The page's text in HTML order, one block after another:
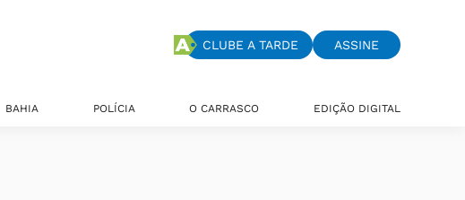
CLUBE A TARDE ASSINE
BAHIA POLÍCIA O CARRASCO EDIÇÃO DIGITAL